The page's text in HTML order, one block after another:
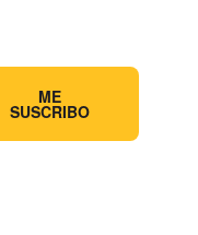
ME
SUSCRIBO